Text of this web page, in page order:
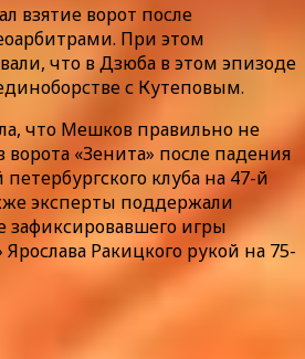
взятие ворот после
При этом
что в Дзюба в этом эпизоде
с Кутеповым.
что Мешков правильно не
ворота «Зенита» после падения
клуба на 47-й
эксперты поддержали
зафиксировавшего игры
Ракицкого рукой на 75-